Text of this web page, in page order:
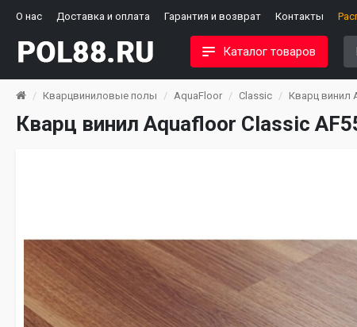
О нас Доставка и оплата Гарантия и возврат Контакты
Каталог товаров
Кварцвиниловые полы AquaFloor Classic Кварц винил
Кварц винил Aquafloor Classic